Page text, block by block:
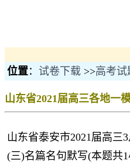
位置： 试卷下载 >>高考试
山东省2021届高三各地一
山东省泰安市2021届高三
(三)名篇名句默写(本题共